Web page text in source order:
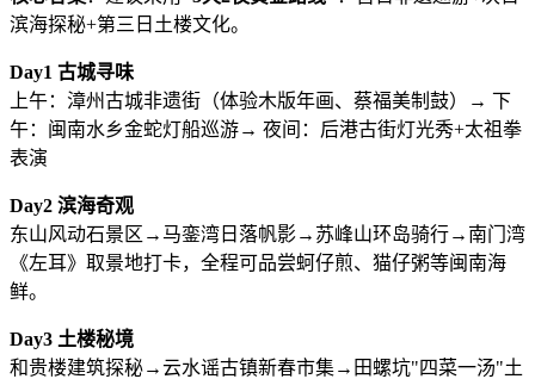
滨海探秘+第三日土楼文化。
​Day1 古城寻味​
上午：漳州古城非遗街（体验木版年画、蔡福美制鼓）→ 下
午：闽南水乡金蛇灯船巡游→ 夜间：后港古街灯光秀+太祖拳
表演
​Day2 滨海奇观​
东山风动石景区→马銮湾日落帆影→苏峰山环岛骑行→南门湾
《左耳》取景地打卡，全程可品尝蚵仔煎、猫仔粥等闽南海
鲜。
​Day3 土楼秘境​
和贵楼建筑探秘→云水谣古镇新春市集→田螺坑"四菜一汤"土